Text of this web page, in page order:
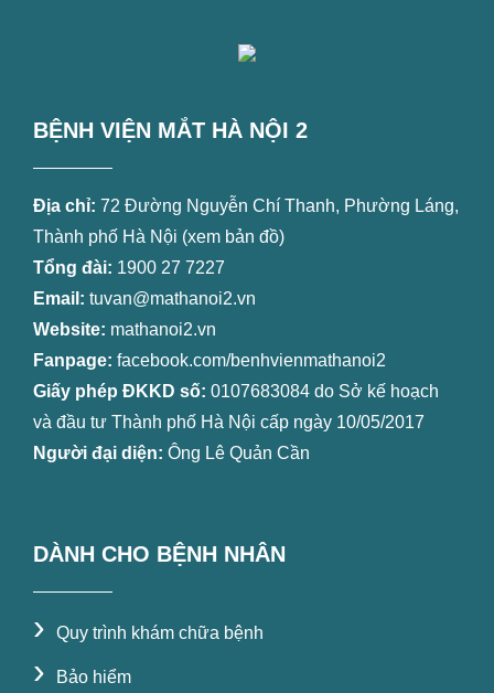
BỆNH VIỆN MẮT HÀ NỘI 2
Địa chỉ: 72 Đường Nguyễn Chí Thanh, Phường Láng,
Thành phố Hà Nội (xem bản đồ)
Tổng đài: 1900 27 7227
Email: tuvan@mathanoi2.vn
Website: mathanoi2.vn
Fanpage: facebook.com/benhvienmathanoi2
Giấy phép ĐKKD số: 0107683084 do Sở kế hoạch
và đầu tư Thành phố Hà Nội cấp ngày 10/05/2017
Người đại diện: Ông Lê Quản Cần
DÀNH CHO BỆNH NHÂN
› Quy trình khám chữa bệnh
› Bảo hiểm